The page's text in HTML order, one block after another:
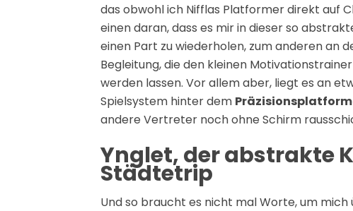
das obwohl ich Nifflas Platformer direkt auf
einen daran, dass es mir in dieser so
einen Part zu wiederholen, zum anderen an
Begleitung, die den kleinen
werden lassen. Vor allem aber, liegt es an
Spielsystem hinter dem
andere Vertreter noch ohne Schirm
Ynglet, der abstrakte
Städtetrip
Und so braucht es nicht mal Worte, um